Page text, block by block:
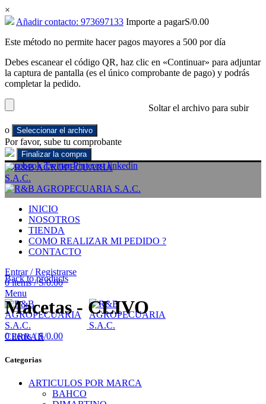
×
Añadir contacto: 973697133 Importe a pagarS/0.00
Este método no permite hacer pagos mayores a 500 por día
Debes escanear el código QR, haz clic en «Continuar» para adjuntar
la captura de pantalla (es el único comprobante de pago) y podrás
completar la pedido.
Soltar el archivo para subir
o Seleccionar el archivo
Por favor, sube tu comprobante
Facebook Twitter Pinterest linkedin
INICIO
NOSOTROS
TIENDA
COMO REALIZAR MI PEDIDO ?
CONTACTO
Entrar / Registrarse
0items / S/0.00
Menu
0items / S/0.00
Back to products
Macetas - CLIVO
CERRAR
Categorias
ARTICULOS POR MARCA
BAHCO